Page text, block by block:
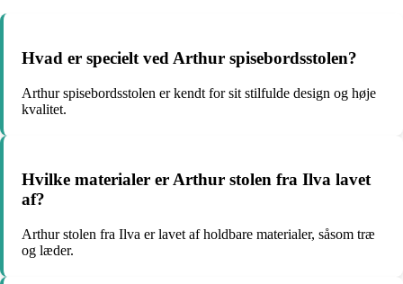
Hvad er specielt ved Arthur spisebordsstolen?
Arthur spisebordsstolen er kendt for sit stilfulde design og høje
kvalitet.
Hvilke materialer er Arthur stolen fra Ilva lavet
af?
Arthur stolen fra Ilva er lavet af holdbare materialer, såsom træ
og læder.